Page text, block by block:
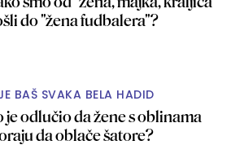
do "žena fudbalera"?
BAŠ SVAKA BELA HADID
je odlučio da žene s oblinama
da oblače šatore?